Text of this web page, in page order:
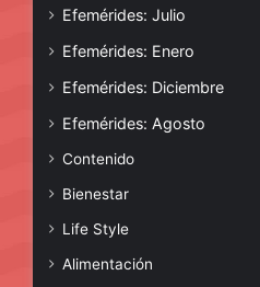
Efemérides: Julio
Efemérides: Enero
Efemérides: Diciembre
Efemérides: Agosto
Contenido
Bienestar
Life Style
Alimentación